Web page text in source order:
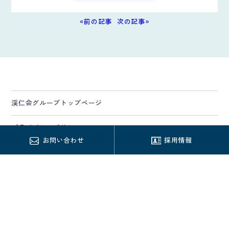
«前の記事 次の記事»
渓仁会グループトップページ
プライバシーポリシー
お問い合わせ 採用情報